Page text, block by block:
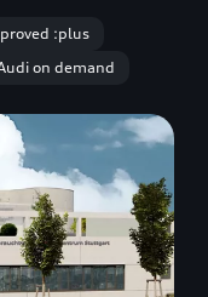
:plus
on demand